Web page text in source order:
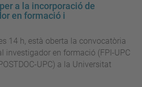
a la incorporació de
en formació i
14 h, està oberta la convocatòria
investigador en formació (FPI-UPC
UPC) a la Universitat